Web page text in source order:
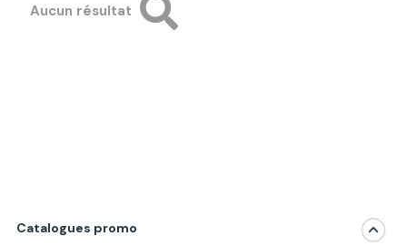
Aucun résultat
Catalogues promo